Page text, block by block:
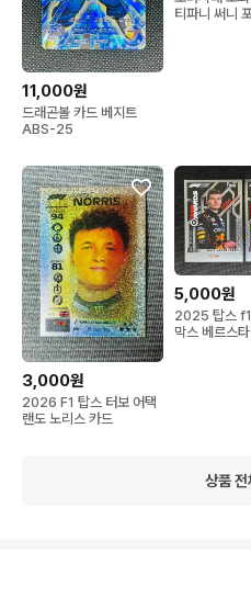
11,000원
드래곤볼 카드 베지트
ABS-25
티파니 써니
3,000원
2026 F1 탑스 터보 어택
랜도 노리스 카드
5,000원
2025 탑스
막스 베르스
상품 전